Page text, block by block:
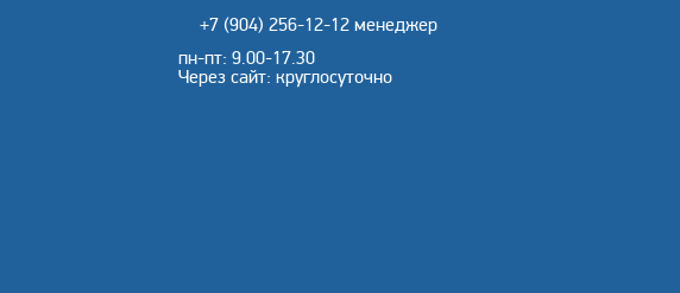
+7 (904) 256-12-12 менеджер
пн-пт: 9.00-17.30
Через сайт: круглосуточно